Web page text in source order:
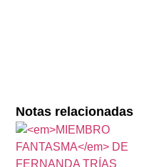
Notas relacionadas